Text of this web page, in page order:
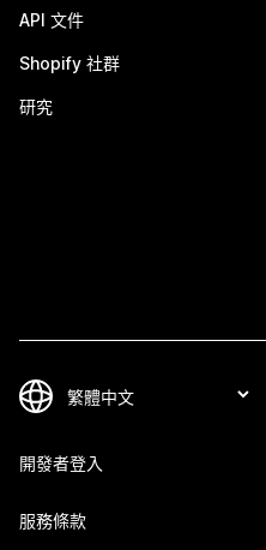
API 文件
Shopify 社群
研究
開發者登入
服務條款